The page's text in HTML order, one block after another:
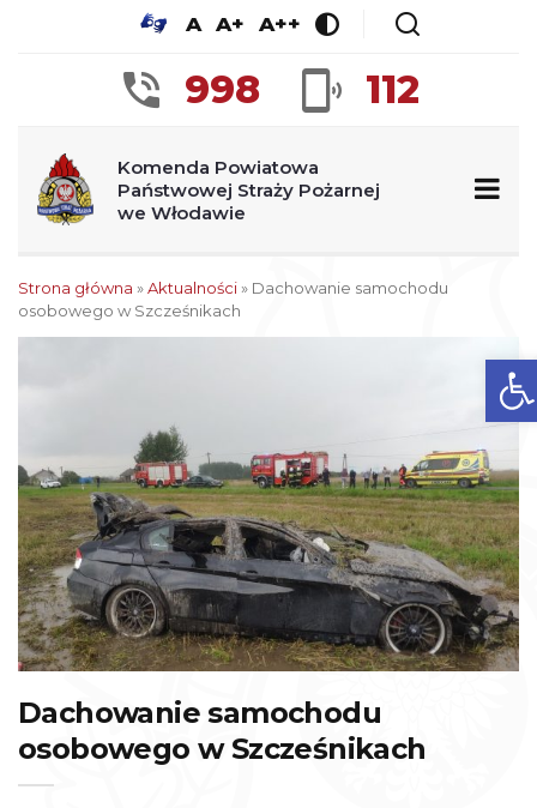
A A+ A++
998 112
Komenda Powiatowa
Państwowej Straży Pożarnej
we Włodawie
Strona główna »Aktualności» Dachowanie samochodu
osobowego w Szcześnikach
Dachowanie samochodu
osobowego w Szcześnikach